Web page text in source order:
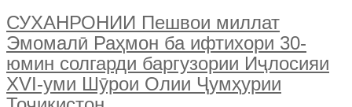
СУХАНРОНИИ Пешвои миллат
Эмомалӣ Раҳмон ба ифтихори 30-
юмин солгарди баргузории Иҷлосияи
XVI-уми Шӯрои Олии Ҷумҳурии